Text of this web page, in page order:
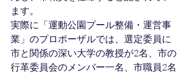
ます。
実際に「運動公園プール整備・運営事
業」のプロポーザルでは、選定委員に
市と関係の深い大学の教授が2名、市の
行革委員会のメンバー一名、市職員2名